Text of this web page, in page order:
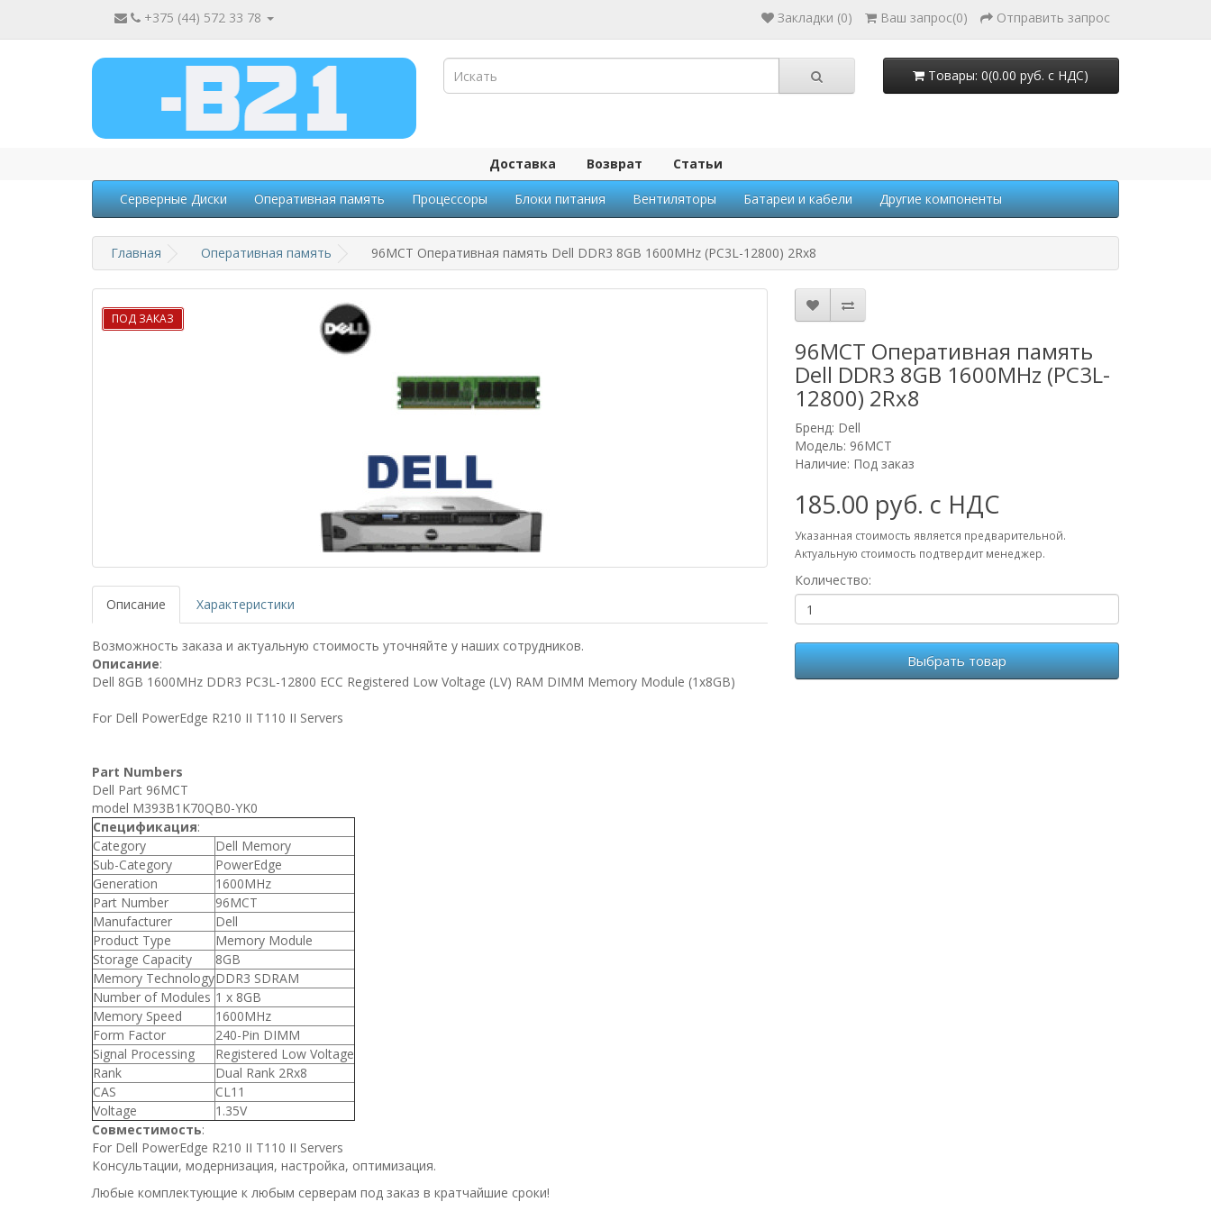
+375 (44) 572 33 78 Закладки (0) Ваш запрос(0) Отправить запрос
Товары: 0(0.00 руб. с НДС)
Доставка Возврат Статьи
Серверные Диски Оперативная память Процессоры Блоки питания Вентиляторы Батареи и кабели Другие компоненты
Главная Оперативная память 96MCT Оперативная память Dell DDR3 8GB 1600MHz (PC3L-12800) 2Rx8
ПОД ЗАКАЗ
Описание Характеристики
Возможность заказа и актуальную стоимость уточняйте у наших сотрудников.
Описание:
Dell 8GB 1600MHz DDR3 PC3L-12800 ECC Registered Low Voltage (LV) RAM DIMM Memory Module (1x8GB)
For Dell PowerEdge R210 II T110 II Servers
Part Numbers
Dell Part 96MCT
model M393B1K70QB0-YK0
Спецификация:
Category
Dell Memory
Sub-Category
PowerEdge
Generation
1600MHz
Part Number
96MCT
Manufacturer
Dell
Product Type
Memory Module
Storage Capacity
8GB
Memory TechnologyDDR3 SDRAM
Number of Modules 1 x 8GB
Memory Speed
1600MHz
Form Factor
240-Pin DIMM
Signal Processing
Registered Low Voltage
Rank
Dual Rank 2Rx8
CAS
CL11
Voltage
1.35V
Совместимость:
For Dell PowerEdge R210 II T110 II Servers
Консультации, модернизация, настройка, оптимизация.
Любые комплектующие к любым серверам под заказ в кратчайшие сроки!
96MCT Оперативная память
Dell DDR3 8GB 1600MHz (PC3L-
12800) 2Rx8
Бренд: Dell
Модель: 96MCT
Наличие: Под заказ
185.00 руб. с НДС
Указанная стоимость является предварительной.
Актуальную стоимость подтвердит менеджер.
Количество:
Выбрать товар